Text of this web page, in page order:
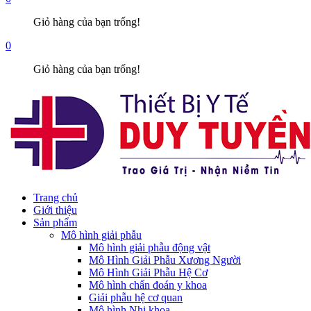
Giỏ hàng của bạn trống!
0
Giỏ hàng của bạn trống!
Trang chủ
Giới thiệu
Sản phẩm
Mô hình giải phẫu
Mô hình giải phẫu động vật
Mô Hình Giải Phẫu Xương Người
Mô Hình Giải Phẫu Hệ Cơ
Mô hình chẩn đoán y khoa
Giải phẫu hệ cơ quan